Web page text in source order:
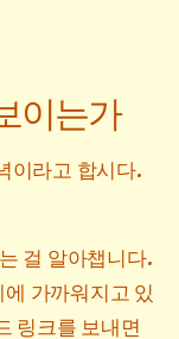
이는가
이라고 합시다.
걸 알아챕니다.
에 가까워지고 있
링크를 보내면